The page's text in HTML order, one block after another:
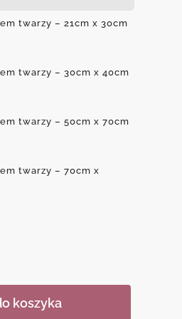
twarzy – 21cm x 30cm
twarzy – 30cm x 40cm
twarzy – 50cm x 70cm
twarzy – 70cm x
koszyka